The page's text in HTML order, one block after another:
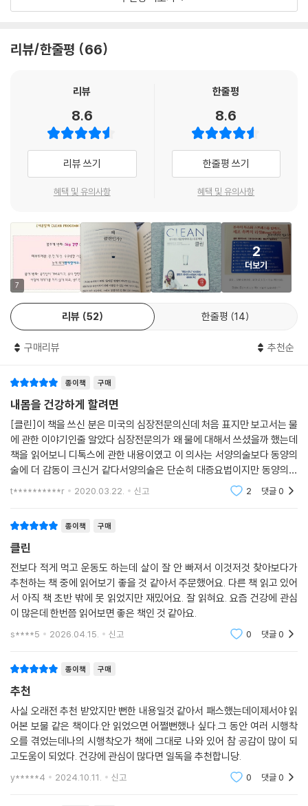
음식은 생활의 많은 부분을 결정하면서, 시간과 함께 변화했다. 인류는 초
이 되고, 도시가 되었다. 옛날 사람들은 포크를 사용해서 문명지역의 지도
를 그렸다.
고기를 잡았다. 냉장고가 없던 시절, 인류는 음식을 먹을 수 있을 때마다 먹
었다. 금방 상하고 말기 때문이다. 오늘날과 같은 식품 체계가 자리 잡게 된
것은 불과 수십 년밖에 안 되었지만, 우리가 영양소를 얻는 방식은 완전히
바뀌었다. --- p.73
우리가 먹는 식품들은 눈에 보이지 않는 다양한 처리과정을 거친다. 영양
소를 파괴하는 박테리아를 없앤다고 X-레이 검사, 즉 ‘식품 방사선 조사’를
익한 효소까지 같이 죽인다. 액상의 식물성 지방은 유통과 보관이 용이한
고체로 만들기 위해 수소를 첨가하는 ‘경화공정’을 거치는데, 그렇게 고체
상태로 먹는 것은 몸에 해롭다. 또한 과일은 더 먹음직스럽게 보이기 위해
왁스처리가 되기도 한다. 이렇듯 안전성과 생산성, 편리성 등의 이유로 상
품가치를 높이기 위한 기술적인 절차들은 많은 먹을거리를 독으로 변화시
킨다.
‘아기에게 좋은 것이면, 분명 우리에게도 좋겠지.’ 이런 생각으로 사람들은
우유를 마시고, 우유로 100여 가지의 식품들을 만들기 시작했다. 그리하
여 우리는 엄마의 젖을 끊고 난 후에도 여전히 우유를 먹는 유일한 포유류
이는 마치 오토바이에 비행기 연료를 넣는 것과 같다. 그러면 무슨 일이 벌
어지겠는가? 당연히 오토바이 엔진이 손상된다. 그것과 관련해서는 수많
은 논쟁들이 있지만, 결정적으로 한 가지만 집고 넘어가자면, 문제는 우유
에 호르몬과 항생제가 듬뿍 들어 있다는 사실이다. 이로써 이 모든 의심쩍
은 논쟁은 결론을 내릴 수 있다. 우유는 인간에게 그리 유익하지 못하다. --
- p.75
알려주는 전형적인 신호다. 우리 몸에서 독소가 바로 처리되지 못하고 순
세포가 스스로를 방어하는 방법이다. 점액은 조밀하고 끈끈한 성질이 있
다. 그래서 복잡하고 해로운 생각과 감정을 불러일으키고, 그것을 끌어들
인다. 그 반대 현상도 일어난다. 복잡한 생각과 감정은 조직에서 점액이 생
성되도록 촉진한다.
하지만 점액을 제거하면, 독소를 계속 남아 있게 하는 음식을 먹고 싶은 생
각이 들지 않을 것이다. 세포가 간절하게 기다리고 있는 영양소를 공급할
과 다른 호르몬들을 분비함)의 힘이 회복된다. 가공된 음식과 ‘죽은 음식’
대신, 생명 에너지를 전해주는 ‘살아 있는’ 음식의 맛을 알게 될 것이다. 안
드레는 클린 프로그램의 셋째 주가 끝날 때쯤 바로 이런 음식을 먹고 싶어
했다. --- p.83
이처럼 일종의 자연적인 ‘발산’을 통해 체중이 사라지기 시작한다. 보통 제
리의 경우처럼 몸무게가 많이 줄어든다. 몸이 스스로를 교정하는 것이다.
눈의 흰자위가 더욱 하얗고 선명해지고 피부도 훨씬 탱탱해진다.
는 평범한 증상이 되었다. 다들 그렇게 사니까 괜찮겠지 하고 별다른 위기
리 몸의 심각한 경고 메시지다. 과연 우리의 몸이 언제까지 이런 ‘시한폭
탄’을 끌어안고 버틸 수 있을까?
당신이 살찌고 피곤하고 우울한 이유는 바로 독소 때문이다!
뉴욕에서 가장 잘나가던 심장 전문의 알레한드로 융거 박사도 똑같았다.
지구에서 가장 유독한 도시 뉴욕에서 가장 바쁜 의사로 눈 코 뜰 새 없이 살
복되는 소화기장애를 겪었고, 급기야 우울증 진단까지 받게 된다. 충격에
빠진 그는 자신의 병을 치료하기 위해 인도로 날아가 통합의학을 공부하
며, 대다수의 현대인들이 겪고 있는 이 모든 문제의 근원이 무엇인지를 연
구하기 시작했다.
그가 자신의 병을 치유하는 과정에서 내린 결론은 바로 ‘독소’. 우리 몸에는
원래 스스로 독소를 해독하고 배출시킬 수 있는 훌륭한 ‘해독 시스템’이 있
지만, ‘너무’, ‘자주’, ‘많이’ 먹는 식습관 때문에 소화기관이 쉴 틈 없이 일하
다. 그렇게 몸속에 쌓인 독소들은 몸을 붓게 만들고 변비와 두통, 우울증의
작된다.
세포 속까지 리셋(Reset)시켜주는 3주간의 기적, 클린 프로그램
다시 미국으로 돌아온 융거 박사는 가장 과학적이고 안전한 방법으로 몸속
에 쌓인 독소를 배출시키는 ‘클린 프로그램’을 창시했다. 3주 동안 몸속의
되살리는 몸속 대청소 및 재건 프로그램인 ‘클린’은 이미 수천 명의 환자들
에게 깨끗하고 활기찬 삶을 되찾아주었다. 그렇게 소리 소문 없이 퍼져나
가 기네스 펠트로를 비롯, 할리우드와 뉴욕의 연예인들과 유명인사들 사이
에서 엄청난 인기몰이를 하며 미국 전역에 열풍을 불러일으키게 되었다.
클린은 3주 동안 일상생활에 지장 없이 누구나 편안하게 실천할 수 있는
프로그램이다. 무작정 굶거나 단식원에 들어갈 필요 없이 하루 세 끼를 챙
겨 먹되, 아침저녁만 클린 레시피의 유동식(수프, 스무디, 주스)을 먹으면
진행시켜주고 독소 배출을 빠르게 해줌과 동시에 독소가 빠져나간 자리를
깨끗하고 건강한 영양소로 채워주도록 설계되었다. 조리법이나 먹는 방법
역시 해독에 가장 이상적인 형태로 고안되었다. 레시피는 한국에서도 쉽게
구할 수 있는 재료들로 구성되어, 한국인들에게도 전혀 부담이 없는 유동
식이다.
아마존 베스트셀러 1위에 등극한 최고의 건강서!
기네스 펠트로 (영화배우)
당신의 몸에게 이 책을 선물하라. 당신 몸에는 이미 훌륭한 해독시스템이
가장 과학적이고 안전하면서도 효과적인 건강관리법이다.
단지 몰라서, 올바른 정보가 없어서 독소의 위험에 노출되어 있지는 않은
가? 조금만 신경 쓰면 막을 수 있고 피할 수 있는 위험이 우리 주위엔 너무
나 많다. 그런 사소한 실천이 당신의 미래를 완전히 바꿔놓을 것이다. 이 책
프랭크 리프먼 (의학박사, 『스펜트Spent』의 저자)
리뷰/한줄평 66
리뷰
8.6
리뷰 쓰기
혜택 및 유의사항
한줄평
8.6
한줄평 쓰기
혜택 및 유의사항
7
2
더보기
리뷰 52 한줄평 14
구매리뷰 추천순
종이책 구매
내몸을 건강하게 할려면
[클린]이 책을 쓰신 분은 미국의 심장전문의신데 처음 표지만 보고서는 물
에 관한 이야기인줄 알았다 심장전문의가 왜 물에 대해서 쓰셨을까 했는데
책을 읽어보니 디톡스에 관한 내용이였고 이 의사는 서양의술보다 동양의
술에 더 감동이 크신거 같다서양의술은 단순히 대증요법이지만 동양의술
은 기능의학으로 환자의 환경과 습관 등 전체를 보고 병에 접근한다는 방
t**********r 2020.03.22. 신고 2 댓글0
종이책 구매
클린
전보다 적게 먹고 운동도 하는데 살이 잘 안 빠져서 이것저것 찾아보다가
추천하는 책 중에 읽어보기 좋을 것 같아서 주문했어요. 다른 책 읽고 있어
서 아직 책 초반 밖에 못 읽었지만 재밌어요. 잘 읽혀요. 요즘 건강에 관심
이 많은데 한번쯤 읽어보면 좋은 책인 것 같아요.
s****5 2026.04.15. 신고 0 댓글0
종이책 구매
추천
사실 오래전 추천 받았지만 뻔한 내용일것 같아서 패스했는데이제서야 읽
어본 보물 같은 책이다.안 읽었으면 어쩔뻔했나 싶다.그 동안 여러 시행착
오를 겪었는데나의 시행착오가 책에 그대로 나와 있어 참 공감이 많이 되
고도움이 되었다. 건강에 관심이 많다면 일독을 추천합니당.
y*****4 2024.10.11. 신고 0 댓글0